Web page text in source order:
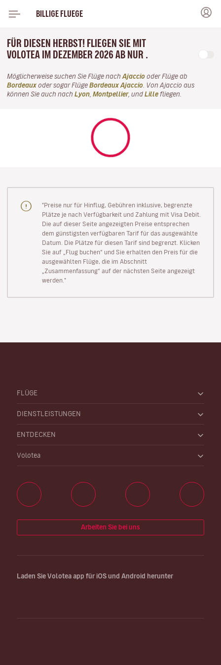
BILLIGE FLUEGE
FÜR DIESEN HERBST! FLIEGEN SIE MIT
VOLOTEA IM DEZEMBER 2026 AB NUR .
Möglicherweise suchen Sie Flüge nach Ajaccio oder Flüge ab
Bordeaux oder sogar Flüge Bordeaux Ajaccio . Von Ajaccio aus
können Sie auch nach Lyon Montpellier, und Lille fliegen.
"Preise nur für Hinflug, Gebühren inklusive, begrenzte
Plätze je nach Verfügbarkeit und Zahlung mit Visa Debit.
Die auf dieser Seite angezeigten Preise entsprechen
dem günstigsten verfügbaren Tarif für das ausgewählte
Datum. Die Plätze für diesen Tarif sind begrenzt. Klicken
Sie auf „Flug buchen“ und Sie erhalten den Preis für die
ausgewählten Flüge, die im Abschnitt
„Zusammenfassung“ auf der nächsten Seite angezeigt
werden."
FLÜGE
DIENSTLEISTUNGEN
ENTDECKEN
Volotea
Arbeiten Sie bei uns
Laden Sie Volotea app für iOS und Android herunter